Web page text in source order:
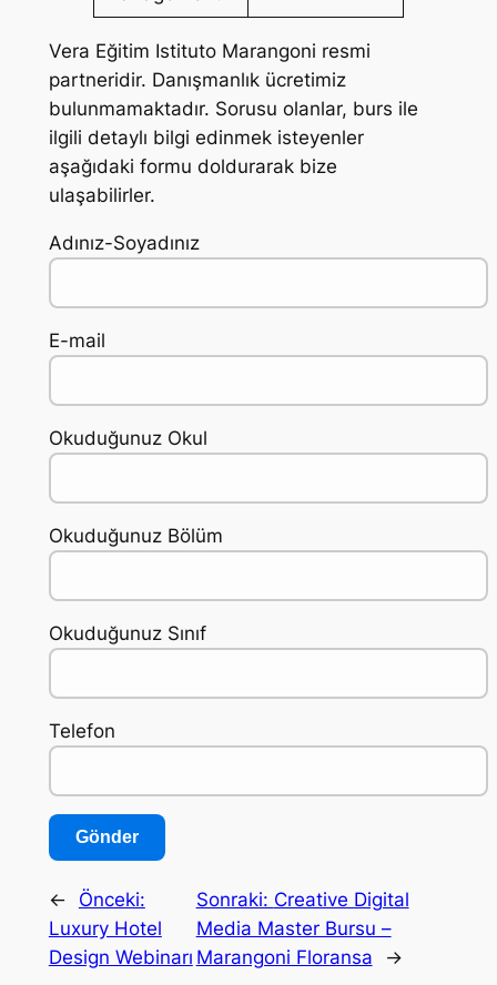
Vera Eğitim Istituto Marangoni resmi
partneridir. Danışmanlık ücretimiz
bulunmamaktadır. Sorusu olanlar, burs ile
ilgili detaylı bilgi edinmek isteyenler
aşağıdaki formu doldurarak bize
ulaşabilirler.
Adınız-Soyadınız
E-mail
Okuduğunuz Okul
Okuduğunuz Bölüm
Okuduğunuz Sınıf
Telefon
←
Önceki:
Luxury Hotel
Design Webinarı
Sonraki: Creative Digital
Media Master Bursu –
Marangoni Floransa
→